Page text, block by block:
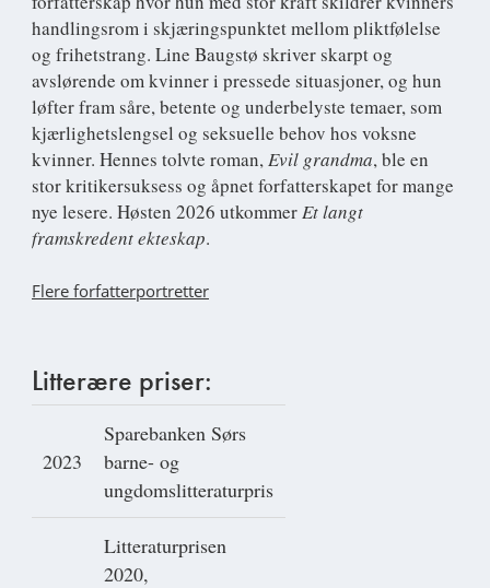
handlingsrom i skjæringspunktet mellom pliktfølelse
og frihetstrang. Line Baugstø skriver skarpt og
avslørende om kvinner i pressede situasjoner, og hun
løfter fram såre, betente og underbelyste temaer, som
kjærlighetslengsel og seksuelle behov hos voksne
kvinner. Hennes tolvte roman,Evil grandma, ble en
stor kritikersuksess og åpnet forfatterskapet for mange
nye lesere. Høsten 2026 utkommerEt langt
framskredent ekteskap.
Flere forfatterportretter
Litterære priser:
2023
Sparebanken Sørs
barne- og
ungdomslitteraturpris
Litteraturprisen
2020,